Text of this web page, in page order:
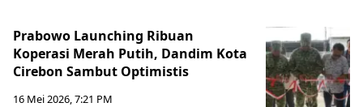
Prabowo Launching Ribuan
Koperasi Merah Putih, Dandim Kota
Cirebon Sambut Optimistis
16 Mei 2026, 7:21 PM